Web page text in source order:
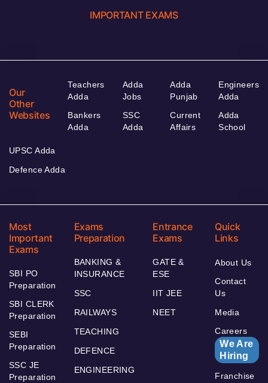
IMPORTANT EXAMS
Our
Other
Websites
Teachers
Adda
Bankers
Adda
Adda
Jobs
SSC
Adda
Adda
Punjab
Current
Affairs
Engineers
Adda
Adda
School
UPSC Adda
Defence Adda
Most
Important
Exams
SBI PO
Preparation
SBI CLERK
Preparation
SEBI
Preparation
SSC JE
Preparation
Exams
Preparation
BANKING &
INSURANCE
SSC
RAILWAYS
TEACHING
DEFENCE
ENGINEERING
Entrance
Exams
GATE &
ESE
IIT JEE
NEET
Quick
Links
About Us
Contact
Us
Media
Careers
We Are
Hiring
Franchise